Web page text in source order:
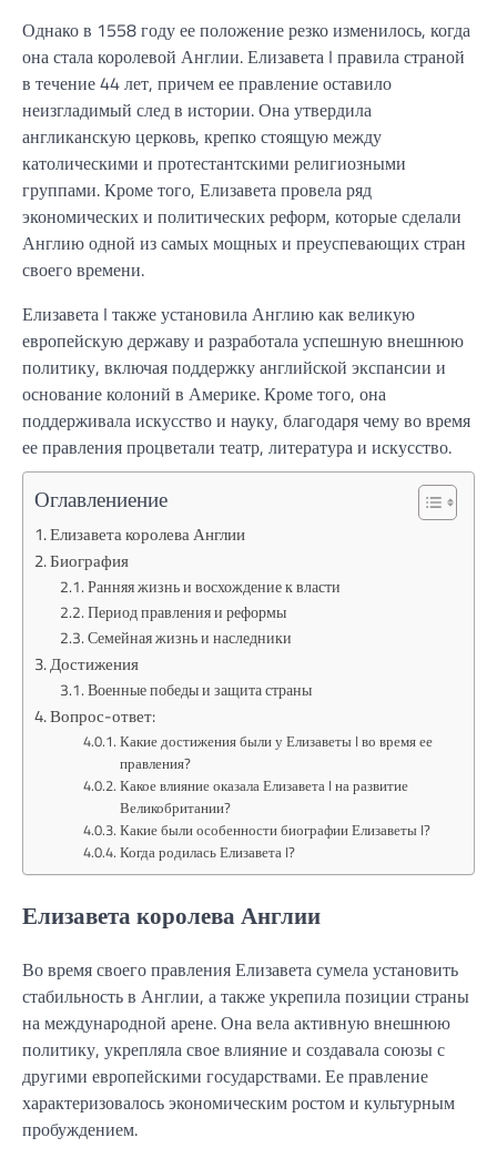
Однако в 1558 году ее положение резко изменилось, когда
она стала королевой Англии. Елизавета I правила страной
в течение 44 лет, причем ее правление оставило
неизгладимый след в истории. Она утвердила
англиканскую церковь, крепко стоящую между
католическими и протестантскими религиозными
группами. Кроме того, Елизавета провела ряд
экономических и политических реформ, которые сделали
Англию одной из самых мощных и преуспевающих стран
своего времени.
Елизавета I также установила Англию как великую
европейскую державу и разработала успешную внешнюю
политику, включая поддержку английской экспансии и
основание колоний в Америке. Кроме того, она
поддерживала искусство и науку, благодаря чему во время
ее правления процветали театр, литература и искусство.
Оглавлениение
Елизавета королева Англии
Биография
Ранняя жизнь и восхождение к власти
Период правления и реформы
Семейная жизнь и наследники
Достижения
Военные победы и защита страны
Вопрос-ответ:
Какие достижения были у Елизаветы I во время ее
правления?
Какое влияние оказала Елизавета I на развитие
Великобритании?
Какие были особенности биографии Елизаветы I?
Когда родилась Елизавета I?
Елизавета королева Англии
Во время своего правления Елизавета сумела установить
стабильность в Англии, а также укрепила позиции страны
на международной арене. Она вела активную внешнюю
политику, укрепляла свое влияние и создавала союзы с
другими европейскими государствами. Ее правление
характеризовалось экономическим ростом и культурным
пробуждением.